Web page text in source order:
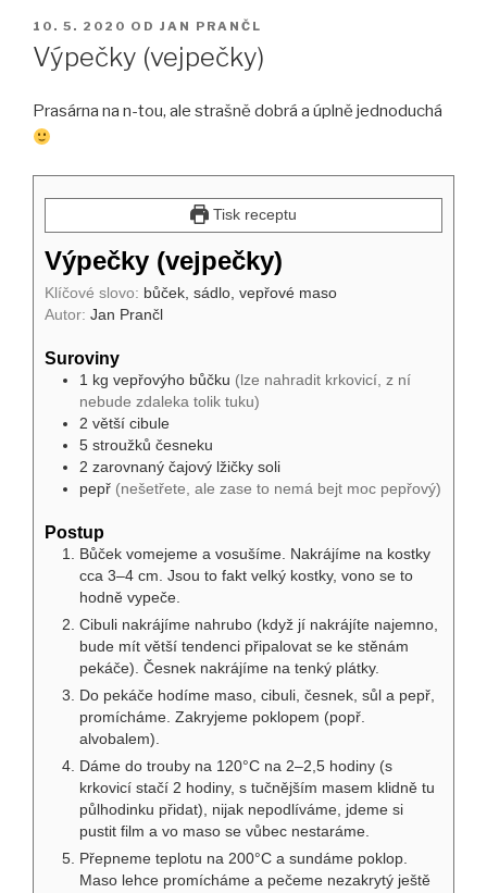
PUBLIKOVÁNO
10. 5. 2020 OD JAN PRANČL
Výpečky (vejpečky)
Prasárna na n-tou, ale strašně dobrá a úplně jednoduchá
Tisk receptu
Výpečky (vejpečky)
Klíčové slovo: bůček, sádlo, vepřové maso
Autor: Jan Prančl
Suroviny
1 kg vepřovýho bůčku (lze nahradit krkovicí, z ní
nebude zdaleka tolik tuku)
2 větší cibule
5 stroužků česneku
2 zarovnaný čajový lžičky soli
pepř (nešetřete, ale zase to nemá bejt moc pepřový)
Postup
Bůček vomejeme a vosušíme. Nakrájíme na kostky
cca 3–4 cm. Jsou to fakt velký kostky, vono se to
hodně vypeče.
Cibuli nakrájíme nahrubo (když jí nakrájíte najemno,
bude mít větší tendenci připalovat se ke stěnám
pekáče). Česnek nakrájíme na tenký plátky.
Do pekáče hodíme maso, cibuli, česnek, sůl a pepř,
promícháme. Zakryjeme poklopem (popř.
alvobalem).
Dáme do trouby na 120°C na 2–2,5 hodiny (s
krkovicí stačí 2 hodiny, s tučnějším masem klidně tu
půlhodinku přidat), nijak nepodlíváme, jdeme si
pustit film a vo maso se vůbec nestaráme.
Přepneme teplotu na 200°C a sundáme poklop.
Maso lehce promícháme a pečeme nezakrytý ještě